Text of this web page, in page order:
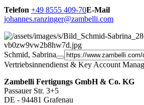
Telefon +49 8555 409-70E-Mail
johannes.ranzinger@zambelli.com
Schmid, Sabrina
Vertriebsinnendienst & Key Account
Zambelli Fertigungs GmbH & Co. KG
Passauer Str. 3+5
DE - 94481 Grafenau